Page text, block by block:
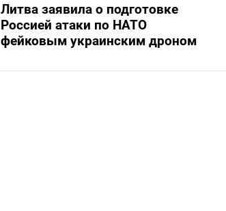
Литва заявила о подготовке
Россией атаки по НАТО
фейковым украинским дроном